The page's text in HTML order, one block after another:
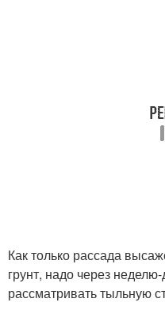
Как только рассада
грунт, надо через
рассматривать тыльную